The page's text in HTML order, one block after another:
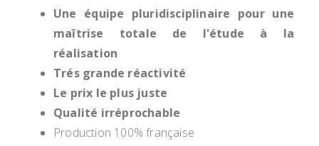
Une équipe pluridisciplinaire pour une
maîtrise totale de l'étude à la
réalisation
Trés grande réactivité
Le prix le plus juste
Qualité irréprochable
Production 100% française